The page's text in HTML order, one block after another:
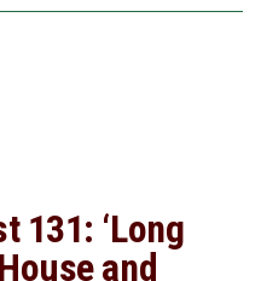
DISCUTAFEL PODCAST 220: SPOREN VAN WORSLEY NEW HALL (RHS BRIDGEWATER 5)
131: ‘Long
and